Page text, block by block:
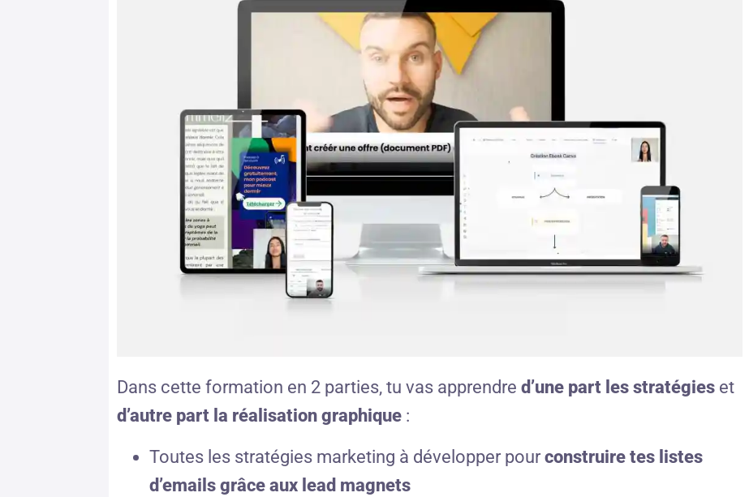
Dans cette formation en 2 parties, tu vas apprendre d’une part les stratégies et
d’autre part la réalisation graphique :
Toutes les stratégies marketing à développer pour construire tes listes
d’emails grâce aux lead magnets